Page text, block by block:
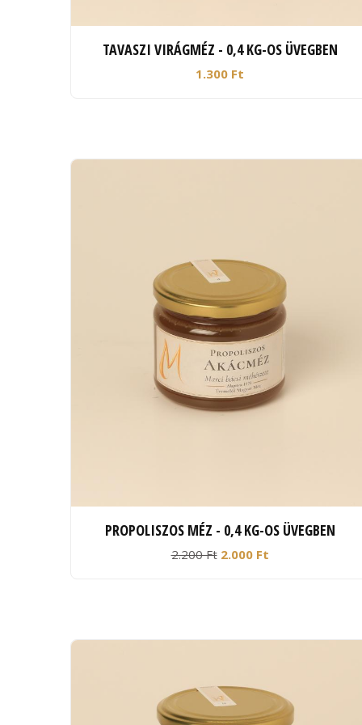
TAVASZI VIRÁGMÉZ - 0,4 KG-OS ÜVEGBEN
1.300 Ft
PROPOLISZOS MÉZ - 0,4 KG-OS ÜVEGBEN
2.200 Ft 2.000 Ft